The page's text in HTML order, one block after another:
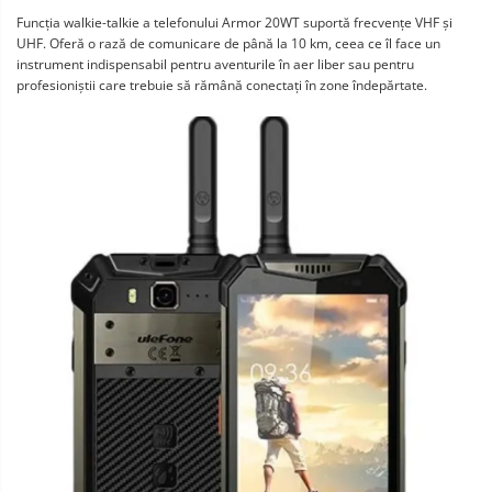
Funcția walkie-talkie a telefonului Armor 20WT suportă frecvențe VHF și
UHF. Oferă o rază de comunicare de până la 10 km, ceea ce îl face un
instrument indispensabil pentru aventurile în aer liber sau pentru
profesioniștii care trebuie să rămână conectați în zone îndepărtate.